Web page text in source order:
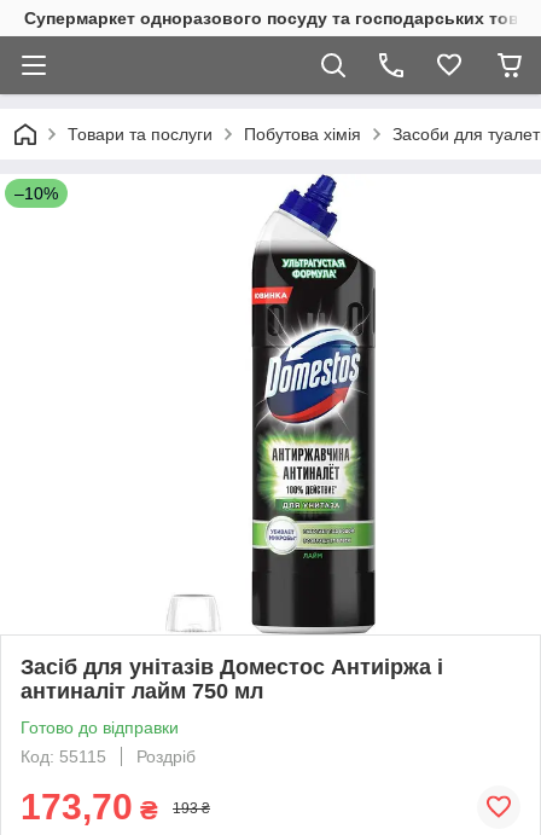
Супермаркет одноразового посуду та господарських
Товари та послуги Побутова хімія Засоби для
–10%
Засіб для унітазів Доместос Антиіржа і
антиналіт лайм 750 мл
Готово до відправки
Код: 55115
Роздріб
173,70 ₴ 193 ₴